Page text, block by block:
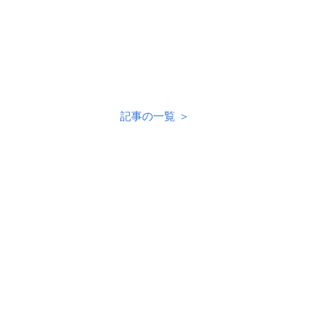
記事の一覧 ＞